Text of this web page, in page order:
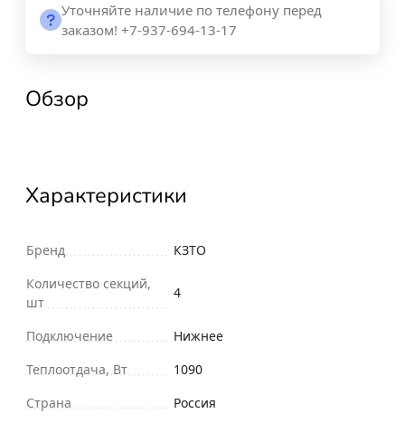
Уточняйте наличие по телефону перед
заказом! +7-937-694-13-17
Обзор
Характеристики
Бренд
КЗТО
Количество секций,
шт
4
Подключение
Нижнее
Теплоотдача, Вт
1090
Страна
Россия